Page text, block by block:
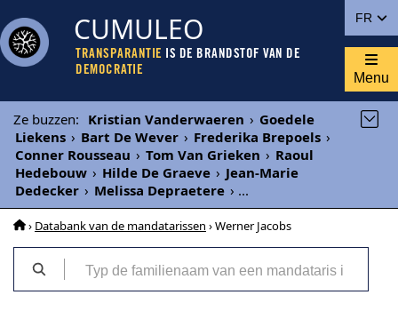
FR
CUMULEO
TRANSPARANTIE IS DE BRANDSTOF VAN DE
DEMOCRATIE
Menu
Ze buzzen: Kristian Vanderwaeren › Goedele
Liekens › Bart De Wever › Frederika Brepoels ›
Conner Rousseau › Tom Van Grieken › Raoul
Hedebouw › Hilde De Graeve › Jean-Marie
Dedecker › Melissa Depraetere › ...
› Databank van de mandatarissen › Werner Jacobs